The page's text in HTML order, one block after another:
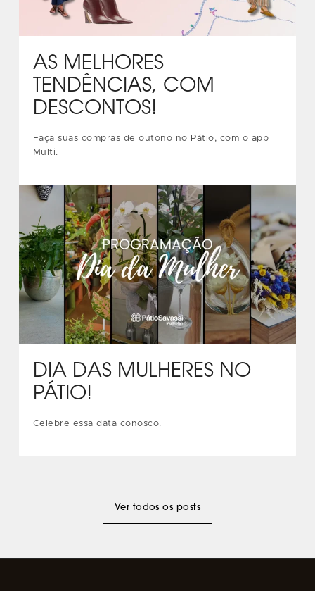
Ver todos os posts
AS MELHORES
TENDÊNCIAS, COM
DESCONTOS!
Faça suas compras de outono no Pátio, com o app
Multi.
DIA DAS MULHERES NO
PÁTIO!
Celebre essa data conosco.